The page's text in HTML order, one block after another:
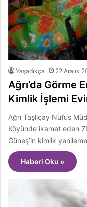
Yaşadıkça 22 Aralık
Ağrı’da Görme
Kimlik İşlemi
Ağrı Taşlıçay Nüfus
Köyünde ikamet eden
Güneş’in kimlik
Haberi Oku »